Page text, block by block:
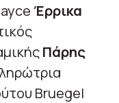
Έρρικα
Πάρης
Bruegel